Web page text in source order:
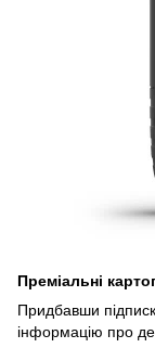
Преміальні
Придбавши
інформацію про